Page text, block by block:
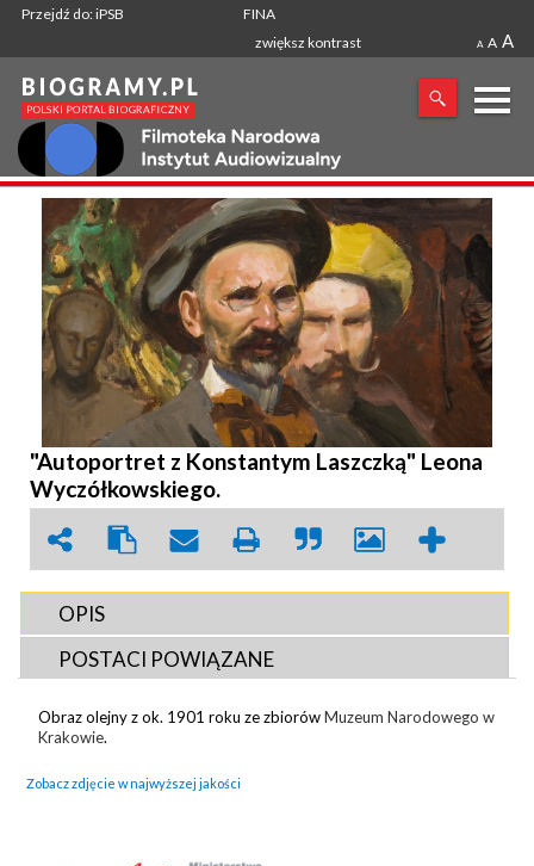
Przejdź do: iPSB
FINA
zwiększ kontrast
A A A
X
SZUKANA FRAZA
"Autoportret z Konstantym Laszczką" Leona
Wyczółkowskiego.
OPIS
POSTACI POWIĄZANE
Obraz olejny z ok. 1901 roku ze zbiorówMuzeum Narodowego w
Krakowie.
Zobacz zdjęcie w najwyższej jakości